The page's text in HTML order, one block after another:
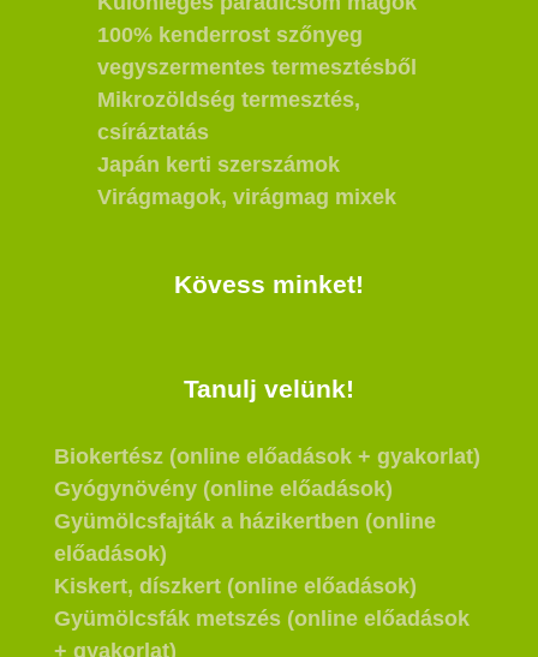
100% kenderrost szőnyeg
vegyszermentes termesztésből
Mikrozöldség termesztés,
csíráztatás
Japán kerti szerszámok
Virágmagok, virágmag mixek
Kövess minket!
Tanulj velünk!
Biokertész (online előadások + gyakorlat)
Gyógynövény (online előadások)
Gyümölcsfajták a házikertben (online
előadások)
Kiskert, díszkert (online előadások)
Gyümölcsfák metszés (online előadások
+ gyakorlat)